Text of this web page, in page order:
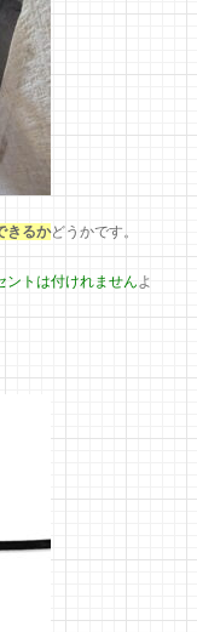
きるかどうかです。
ントは付けれませんよ